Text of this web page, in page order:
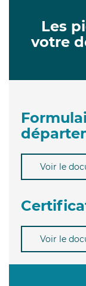
Les
votre
Voir le
Voir le